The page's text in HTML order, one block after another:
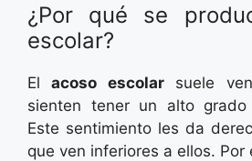
¿Por qué se
escolar?
Elacoso escolarsuele
sienten tener un alto grado
Este sentimiento les da
que ven inferiores a ellos.